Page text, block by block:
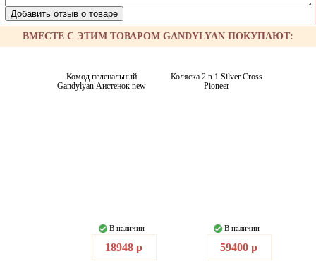
ВМЕСТЕ С ЭТИМ ТОВАРОМ GANDYLYAN ПОКУПАЮТ:
Комод пеленальный
Gandylyan Аистенок new
В наличии
18948 р
Коляска 2 в 1 Silver Cross
Pioneer
В наличии
59400 р